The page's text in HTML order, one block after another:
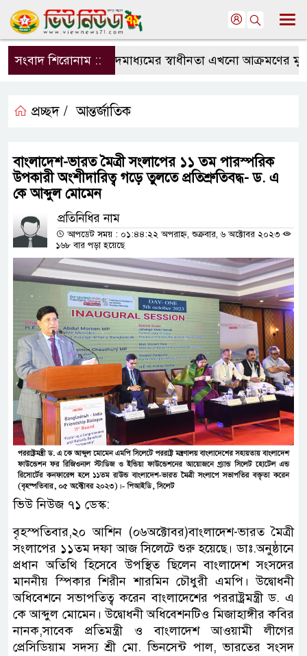
সংবাদ শিরোনাম ::সংবাদমাধ্যমের স্বাধীনতা এখনো আক্রমণের মুখে:
প্রচ্ছদ / আন্তর্জাতিক
বাংলাদেশ-ভারত মৈত্রী সংলাপের ১১ তম পারস্পরিক
উপকারী অংশীদারিত্ব গড়ে তুলতে প্রতিশ্রুতিবদ্ধ- ড. এ
কে আব্দুল মোমেন
প্রতিনিধির নাম
আপডেট সময় : ০১:৪৪:২২ অপরাহ্ন, শুক্রবার, ৬ অক্টোবর ২০২৩
১৬৮ বার পড়া হয়েছে
ভিউ নিউজ ৭১ ডেস্ক:
বৃহস্পতিবার,২০ আশিন (০৬অক্টোবর)বাংলাদেশ-ভারত মৈত্রী
সংলাপের ১১তম দফা আজ সিলেটে শুরু হয়েছে। ডাঃ.অনুষ্ঠানে
প্রধান অতিথি হিসেবে উপস্থিত ছিলেন বাংলাদেশ সংসদের
মাননীয় স্পিকার শিরীন শারমিন চৌধুরী এমপি। উদ্বোধনী
অধিবেশনে সভাপতিত্ব করেন বাংলাদেশের পররাষ্ট্রমন্ত্রী ড. এ
কে আব্দুল মোমেন। উদ্বোধনী অধিবেশনটিও মিজাহাঙ্গীর কবির
নানক,সাবেক প্রতিমন্ত্রী ও বাংলাদেশ আওয়ামী লীগের
প্রেসিডিয়াম সদস্য শ্রী মো. ভিনসেন্ট পাল, ভারতের সংসদ